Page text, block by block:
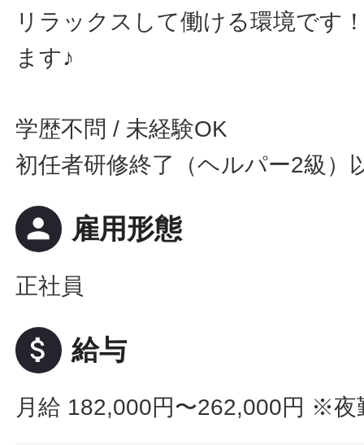
リラックスして働ける環境です
ます♪
学歴不問 / 未経験OK
初任者研修終了（ヘルパー2級）
person 雇用形態
正社員
attach_money 給与
月給 182,000円〜262,000円 ※夜